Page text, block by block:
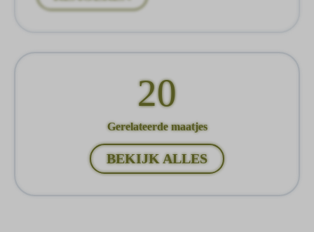
20
Gerelateerde maatjes
BEKIJK ALLES